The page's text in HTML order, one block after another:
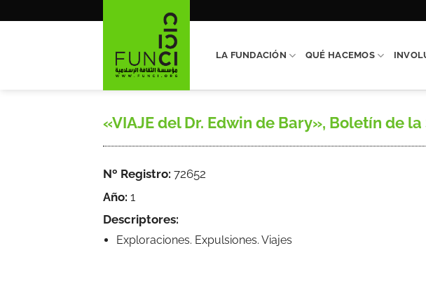
LA FUNDACIÓN QUÉ HACEMOS
«VIAJE del Dr. Edwin de Bary», Boletín de
Nº Registro: 72652
Año: 1
Descriptores:
Exploraciones. Expulsiones. Viajes